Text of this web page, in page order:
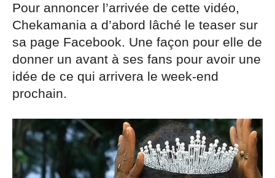
Pour annoncer l’arrivée de cette vidéo,
Chekamania a d’abord lâché le teaser sur
sa page Facebook. Une façon pour elle de
donner un avant à ses fans pour avoir une
idée de ce qui arrivera le week-end
prochain.